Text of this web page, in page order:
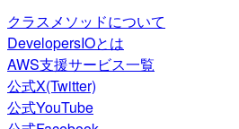
クラスメソッドについて
DevelopersIOとは
AWS支援サービス一覧
公式X(Twitter)
公式YouTube